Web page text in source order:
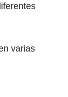
varias